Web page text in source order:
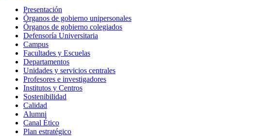
Presentación
Órganos de gobierno unipersonales
Órganos de gobierno colegiados
Defensoría Universitaria
Campus
Facultades y Escuelas
Departamentos
Unidades y servicios centrales
Profesores e investigadores
Institutos y Centros
Sostenibilidad
Calidad
Alumni
Canal Ético
Plan estratégico